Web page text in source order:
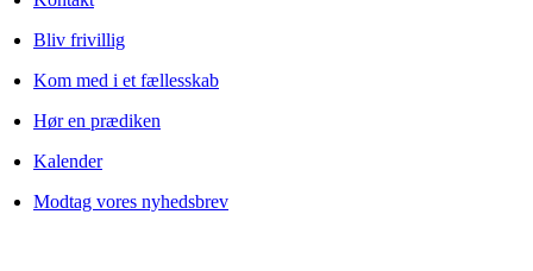
Bliv frivillig
Kom med i et fællesskab
Hør en prædiken
Kalender
Modtag vores nyhedsbrev